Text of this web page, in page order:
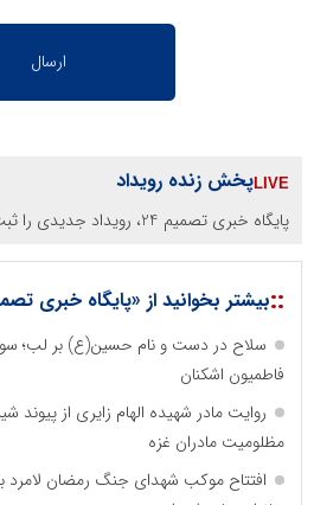
پخش زنده رویداد
پایگاه خبری تصمیم 24، رویداد جدیدی را ثبت نکرده است.
::بیشتر بخوانید از «پایگاه خبری
سلاح در دست و نام حسین(ع) بر لب؛
فاطمیون اشکنان
روایت مادر شهیده الهام زایری از پیوند
مظلومیت مادران غزه
افتتاح موکب شهدای جنگ رمضان لامرد